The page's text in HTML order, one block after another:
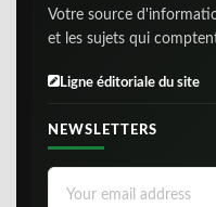
Votre source
et les sujets qui
Ligne éditoriale du site
NEWSLETTERS